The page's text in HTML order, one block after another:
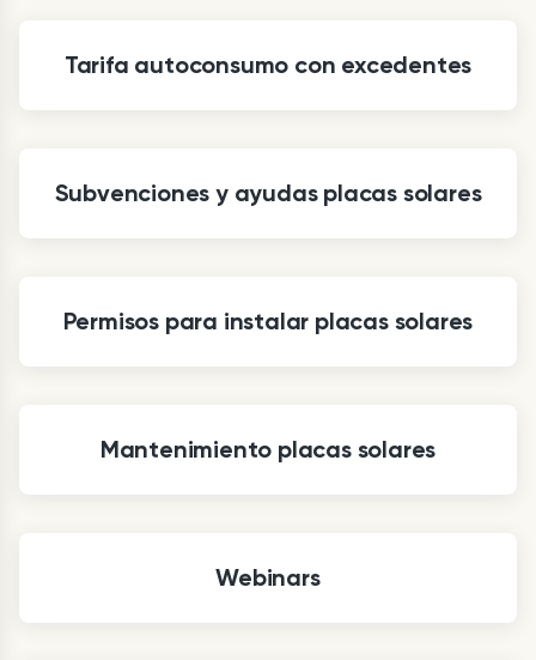
Tarifa autoconsumo con excedentes
Subvenciones y ayudas placas solares
Permisos para instalar placas solares
Mantenimiento placas solares
Webinars